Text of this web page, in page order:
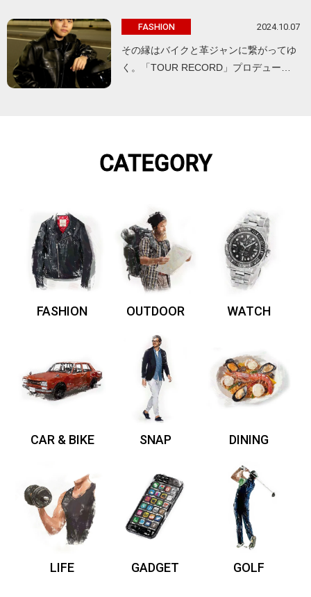
FASHION 2024.10.07
その縁はバイクと革ジャンに繋がってゆ
く。「TOUR RECORD」プロデュー…
CATEGORY
FASHION OUTDOOR WATCH
CAR & BIKE SNAP DINING
LIFE GADGET GOLF